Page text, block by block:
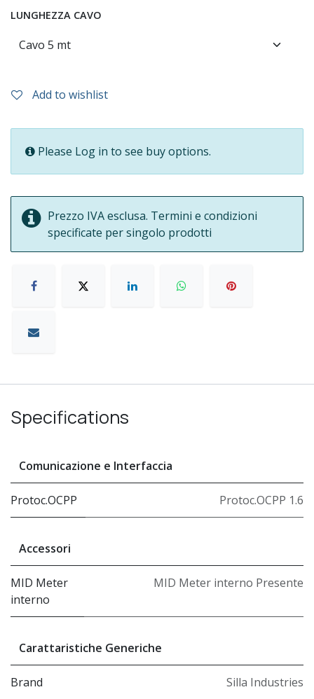
LUNGHEZZA CAVO
Add to wishlist
Please Log in to see buy options.
Prezzo IVA esclusa. Termini e condizioni
specificate per singolo prodotti
Specifications
Comunicazione e Interfaccia
Protoc.OCPP Protoc.OCPP 1.6
Accessori
MID Meter
interno
MID Meter interno Presente
Carattaristiche Generiche
Brand Silla Industries